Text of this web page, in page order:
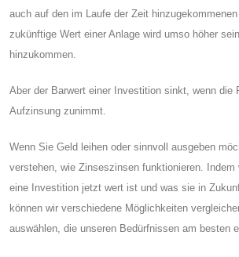
auch auf den im Laufe der Zeit
zukünftige Wert einer Anlage wird umso höher
hinzukommen.
Aber der Barwert einer Investition sinkt, wenn die
Aufzinsung zunimmt.
Wenn Sie Geld leihen oder sinnvoll ausgeben
verstehen, wie Zinseszinsen funktionieren. Indem
eine Investition jetzt wert ist und was sie in
können wir verschiedene Möglichkeiten
auswählen, die unseren Bedürfnissen am besten